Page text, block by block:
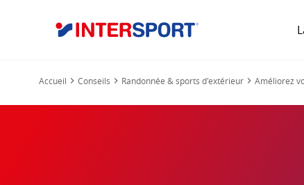
Accueil Conseils Randonnée & sports d'extérieur Améliorez